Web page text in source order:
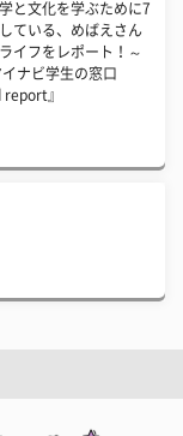
と文化を学ぶために7
ている、めばえさん
イフをレポート！～
ナビ学生の窓口
report』